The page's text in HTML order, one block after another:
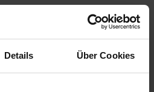
Details Über Cookies